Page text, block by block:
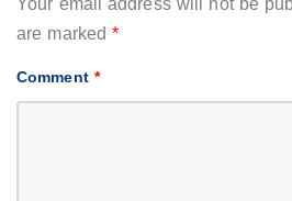
are marked*
Comment *